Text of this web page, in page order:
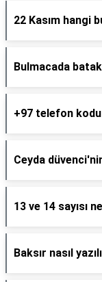
22 Kasım hangi
Bulmacada
+97 telefon
Ceyda
13 ve 14 sayısı
Baksır nasıl